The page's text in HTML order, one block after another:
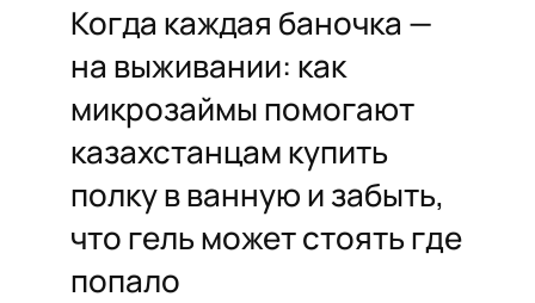
Когда каждая баночка —
на выживании: как
микрозаймы помогают
казахстанцам купить
полку в ванную и забыть,
что гель может стоять где
попало